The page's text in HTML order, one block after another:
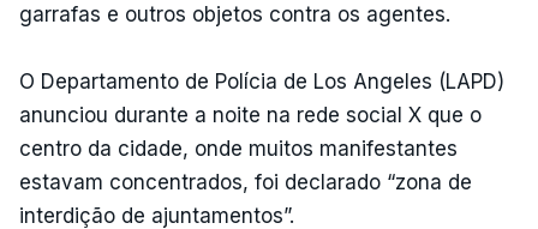
garrafas e outros objetos contra os agentes.
O Departamento de Polícia de Los Angeles (LAPD)
anunciou durante a noite na rede social X que o
centro da cidade, onde muitos manifestantes
estavam concentrados, foi declarado “zona de
interdição de ajuntamentos”.